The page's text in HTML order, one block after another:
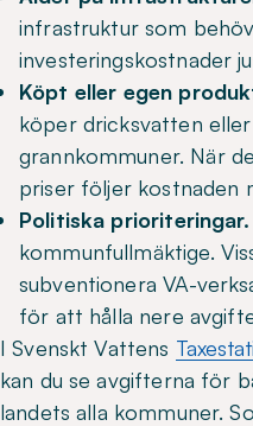
infrastruktur som
investeringskostnader
Köpt eller egen
köper dricksvatten
grannkommuner. När
priser följer kostnaden
Politiska prioriteringar.
kommunfullmäktige.
subventionera VA-
för att hålla nere
I Svenskt Vattens
kan du se avgifterna för
landets alla kommuner.